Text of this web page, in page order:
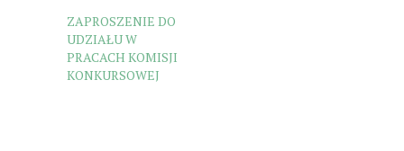
ZAPROSZENIE DO
UDZIAŁU W
PRACACH KOMISJI
KONKURSOWEJ